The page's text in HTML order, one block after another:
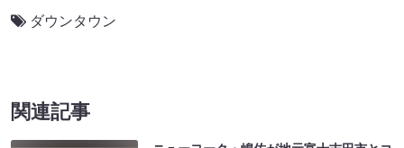
ダウンタウン
関連記事